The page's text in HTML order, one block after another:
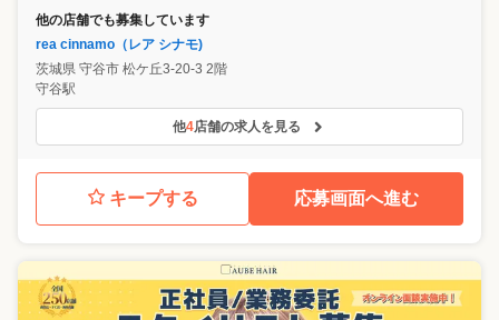
他の店舗でも募集しています
rea cinnamo（レア シナモ)
茨城県 守谷市 松ケ丘3-20-3 2階
守谷駅
他4店舗の求人を見る
キープする 応募画面へ進む